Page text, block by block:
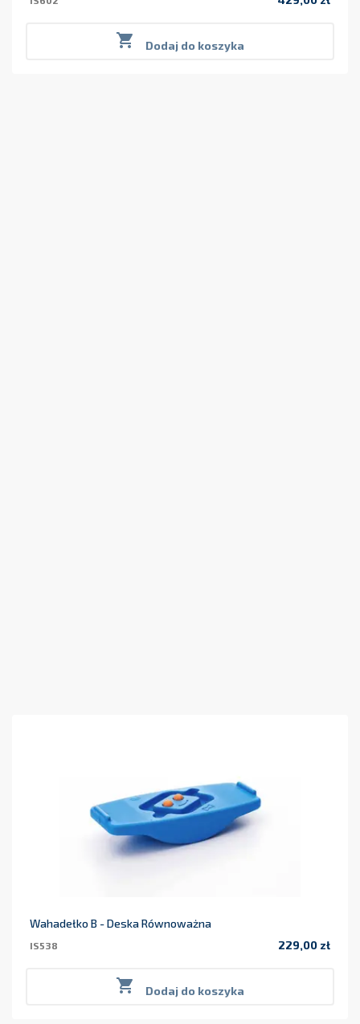
 Dodaj do koszyka
Wahadełko B - Deska Równoważna
IS538 229,00 zł
 Dodaj do koszyka